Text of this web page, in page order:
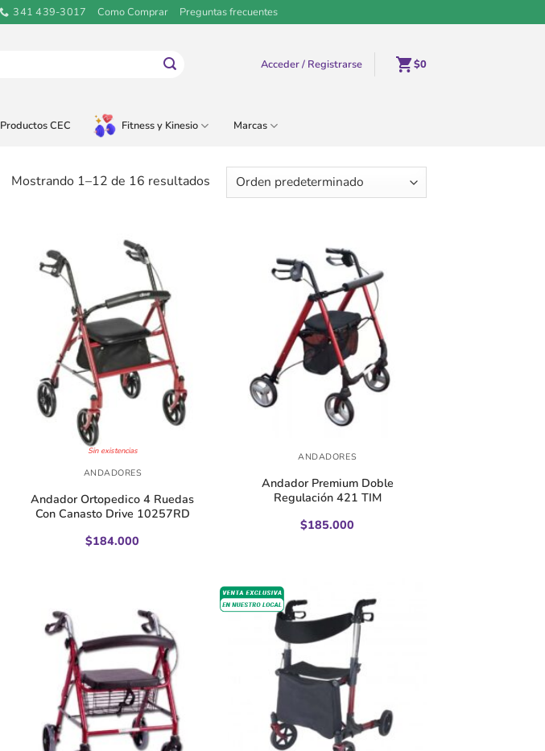
341 439-3017 Como Comprar Preguntas frecuentes
Acceder / Registrarse $0
Productos CEC Fitness y Kinesio Marcas
Mostrando 1–12 de 16 resultados
Sin existencias
ANDADORES
Andador Ortopedico 4 Ruedas
Con Canasto Drive 10257RD
$184.000
ANDADORES
Andador Premium Doble
Regulación 421 TIM
$185.000